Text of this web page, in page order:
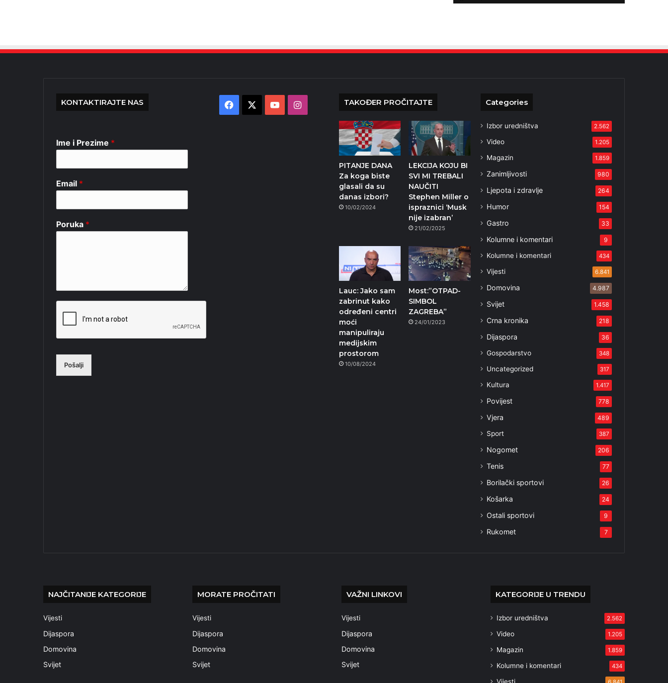
KONTAKTIRAJTE NAS
Ime i Prezime *
Email *
Poruka *
Pošalji
Facebook YouTubeInstagram TAKOĐER PROČITAJTE
PITANJE DANA
Za koga biste
glasali da su
danas izbori?
10/02/2024
LEKCIJA KOJU BI
SVI MI TREBALI
NAUČITI
Stephen Miller o
ispraznici ‘Musk
nije izabran’
21/02/2025
Lauc: Jako sam
zabrinut kako
određeni centri
moći
manipuliraju
medijskim
prostorom
10/08/2024
Most:”OTPAD-
SIMBOL
ZAGREBA”
24/01/2023
Categories
Izbor uredništva 2.562
Video 1.205
Magazin 1.859
Zanimljivosti 980
Ljepota i zdravlje 264
Humor 154
Gastro 33
Kolumne i komentari 9
Kolumne i komentari 434
Vijesti 6.841
Domovina 4.987
Svijet 1.458
Crna kronika 218
Dijaspora 36
Gospodarstvo 348
Uncategorized 317
Kultura 1.417
Povijest 778
Vjera 489
Sport 387
Nogomet 206
Tenis 77
Borilački sportovi 26
Košarka 24
Ostali sportovi 9
Rukomet 7
NAJČITANIJE KATEGORIJE
Vijesti
Dijaspora
Domovina
Svijet
MORATE PROČITATI
Vijesti
Dijaspora
Domovina
Svijet
VAŽNI LINKOVI
Vijesti
Dijaspora
Domovina
Svijet
KATEGORIJE U TRENDU
Izbor uredništva 2.562
Video 1.205
Magazin 1.859
Kolumne i komentari 434